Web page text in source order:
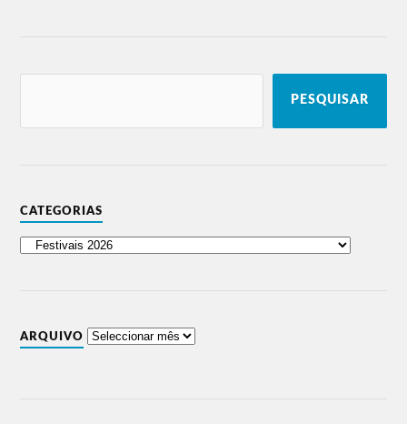
PESQUISAR
CATEGORIAS
ARQUIVO